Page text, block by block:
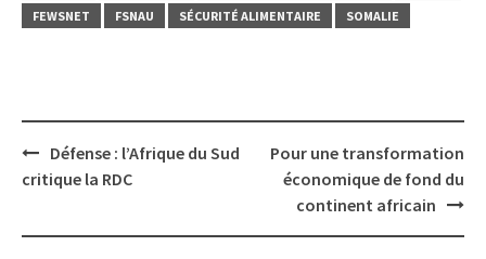
FEWSNET
FSNAU SÉCURITÉ ALIMENTAIRE SOMALIE
Post
navigation
Défense : l’Afrique du Sud
critique la RDC
Pour une transformation
économique de fond du
continent africain